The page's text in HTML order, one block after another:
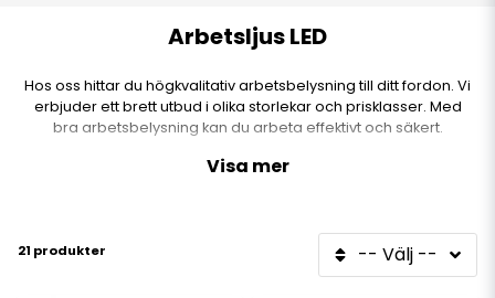
Arbetsljus LED
Hos oss hittar du högkvalitativ arbetsbelysning till ditt fordon. Vi
erbjuder ett brett utbud i olika storlekar och prisklasser. Med
bra arbetsbelysning kan du arbeta effektivt och säkert.
Visa mer
21 produkter -- Välj --